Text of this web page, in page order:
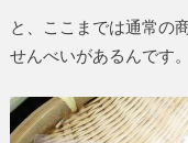
と、ここまでは通常の
せんべいがあるんです。